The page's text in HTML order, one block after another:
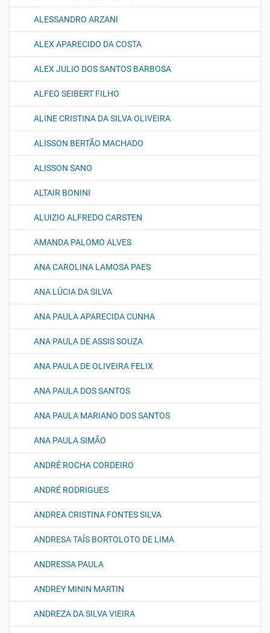
ALESSANDRO ARZANI
ALEX APARECIDO DA COSTA
ALEX JULIO DOS SANTOS BARBOSA
ALFEO SEIBERT FILHO
ALINE CRISTINA DA SILVA OLIVEIRA
ALISSON BERTÃO MACHADO
ALISSON SANO
ALTAIR BONINI
ALUIZIO ALFREDO CARSTEN
AMANDA PALOMO ALVES
ANA CAROLINA LAMOSA PAES
ANA LÚCIA DA SILVA
ANA PAULA APARECIDA CUNHA
ANA PAULA DE ASSIS SOUZA
ANA PAULA DE OLIVEIRA FELIX
ANA PAULA DOS SANTOS
ANA PAULA MARIANO DOS SANTOS
ANA PAULA SIMÃO
ANDRÉ ROCHA CORDEIRO
ANDRÉ RODRIGUES
ANDREA CRISTINA FONTES SILVA
ANDRESA TAÍS BORTOLOTO DE LIMA
ANDRESSA PAULA
ANDREY MININ MARTIN
ANDREZA DA SILVA VIEIRA